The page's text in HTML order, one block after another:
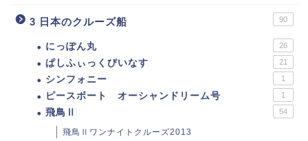
3 日本のクルーズ船 90
にっぽん丸 26
ぱしふぃっくびいなす 21
シンフォニー 1
ピースボート オーシャンドリーム号 1
飛鳥Ⅱ 54
飛鳥Ⅱワンナイトクルーズ2013